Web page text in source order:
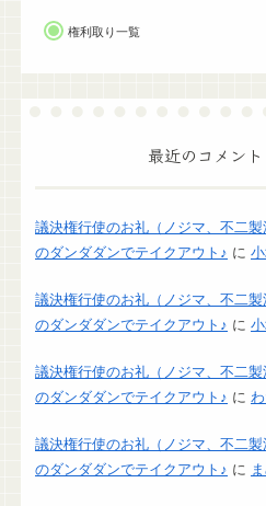
権利取り一覧
最近のコメント
議決権行使のお礼（ノジマ、不二
のダンダダンでテイクアウト♪ に
議決権行使のお礼（ノジマ、不二
のダンダダンでテイクアウト♪ に
議決権行使のお礼（ノジマ、不二
のダンダダンでテイクアウト♪ に
議決権行使のお礼（ノジマ、不二
のダンダダンでテイクアウト♪ に